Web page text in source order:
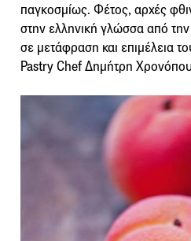
παγκοσμίως. Φέτος, αρχές
στην ελληνική γλώσσα από
σε μετάφραση και επιμέλεια
Pastry Chef Δημήτρη